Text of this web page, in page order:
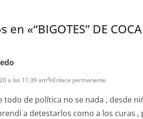
en «“BIGOTES” DE
a las 11:39 am Enlace permanente
todo de política no se nada , desde
a detestarlos como a los curas